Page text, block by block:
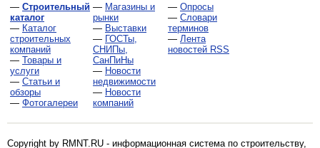
— Строительный
каталог
— Каталог
строительных
компаний
— Товары и
услуги
— Статьи и
обзоры
— Фотогалереи
— Магазины и
рынки
— Выставки
— ГОСТы,
СНИПы,
СанПиНы
— Новости
недвижимости
— Новости
компаний
— Опросы
— Словари
терминов
— Лента
новостей RSS
Copyright by RMNT.RU - информационная система по строительству,